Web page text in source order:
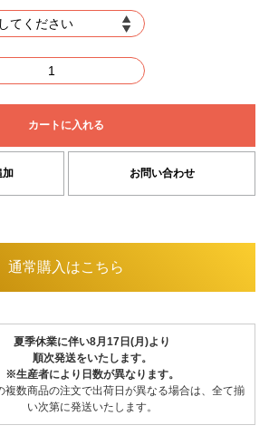
カートに入れる
加 お問い合わせ
通常購入はこちら
夏季休業に伴い8月17日(月)より
順次発送をいたします。
※生産者により日数が異なります。
複数商品の注文で出荷日が異なる場合は、全て揃
い次第に発送いたします。